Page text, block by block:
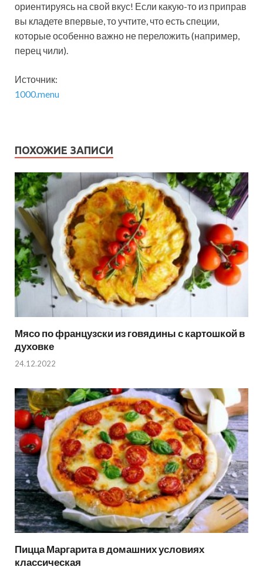
ориентируясь на свой вкус! Если какую-то из приправ
вы кладете впервые, то учтите, что есть специи,
которые особенно важно не переложить (например,
перец чили).
Источник:
1000.menu
ПОХОЖИЕ ЗАПИСИ
Мясо по французски из говядины с картошкой в
духовке
24.12.2022
Пицца Маргарита в домашних условиях
классическая